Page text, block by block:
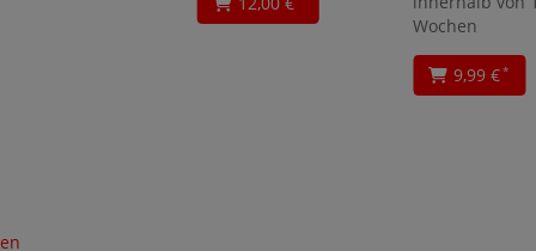
Wochen
9,99 €*